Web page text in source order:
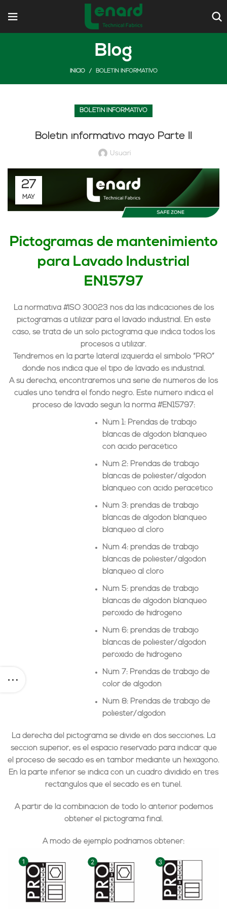
Blog
INICIO BOLETÍN INFORMATIVO
BOLETÍN INFORMATIVO
Boletín informativo mayo Parte II
Usuari
27
MAY
Pictogramas de mantenimiento
para Lavado Industrial
EN15797
La normativa #ISO 30023nos da las indicaciones de los
pictogramas a utilizar para el
lavado industrial . En este
caso, se trata de un solo pictograma que indica todos los
procesos a utilizar.
Tendremos en la parte lateral izquierdael símbolo “PRO”
dónde nos indica que el tipo de lavado es industrial.
A su derecha, encontraremos una serie de números de los
cuales uno tendrá el fondo negro. Este número indica el
proceso de lavado según la norma #EN15797:
Núm 1: Prendas de trabajo
blancas de algodón blanqueo
con ácido peracético
Núm 2: Prendas de trabajo
blancas de poliéster/algodón
blanqueo con ácido peracético
Núm 3: prendas de trabajo
blancas de algodón blanqueo
blanqueo al cloro
Núm 4: prendas de trabajo
blancas de poliéster/algodón
blanqueo al cloro
Núm 5: prendas de trabajo
blancas de algodón blanqueo
peróxido de hidrógeno
Núm 6: prendas de trabajo
blancas de poliéster/algodón
peróxido de hidrógeno
Núm 7: Prendas de trabajo de
color de algodón
Núm 8: Prendas de trabajo de
poliéster/algodón
La derecha del pictograma se divide en dos secciones. La
sección superior, es el espacio reservado para indicar que
el proceso de secado es en tambor mediante un hexágono.
En la parte inferior se indica con un cuadro dividido en tres
rectángulos que el secado es en túnel.
A partir de la combinación de todo lo anterior podemos
obtener el pictograma final.
A modo de ejemplo podríamos obtener: